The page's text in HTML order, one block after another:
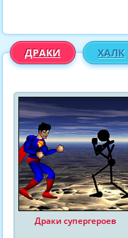
ДРАКИ ХАЛК
Драки супергероев